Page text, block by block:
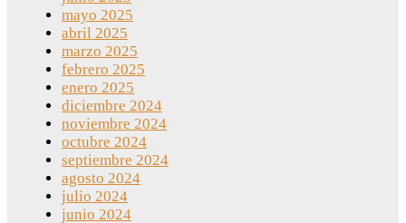
mayo 2025
abril 2025
marzo 2025
febrero 2025
enero 2025
diciembre 2024
noviembre 2024
octubre 2024
septiembre 2024
agosto 2024
julio 2024
junio 2024